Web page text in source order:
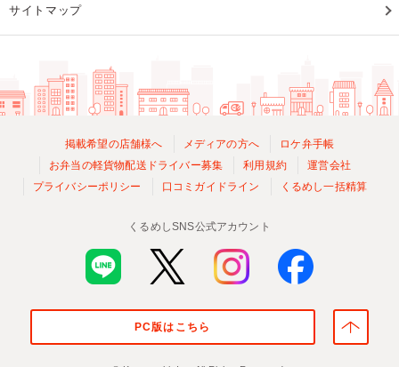
サイトマップ
掲載希望の店舗様へ メディアの方へ
ロケ弁手帳
お弁当の軽貨物配送ドライバー募集
利用規約
運営会社
プライバシーポリシー
口コミガイドライン くるめし一括精算
くるめしSNS公式アカウント
PC版はこちら